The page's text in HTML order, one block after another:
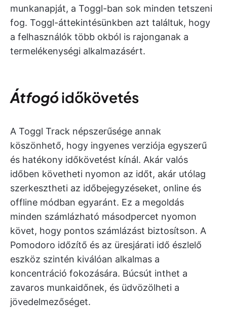
munkanapját, a Toggl-ban sok minden tetszeni
fog. Toggl-áttekintésünkben azt találtuk, hogy
a felhasználók több okból is rajonganak a
termelékenységi alkalmazásért.
Átfogóidőkövetés
A Toggl Track népszerűsége annak
köszönhető, hogy ingyenes verziója egyszerű
és hatékony időkövetést kínál. Akár valós
időben követheti nyomon az időt, akár utólag
szerkesztheti az időbejegyzéseket, online és
offline módban egyaránt. Ez a megoldás
minden számlázható másodpercet nyomon
követ, hogy pontos számlázást biztosítson. A
Pomodoro időzítő és az üresjárati idő észlelő
eszköz szintén kiválóan alkalmas a
koncentráció fokozására. Búcsút inthet a
zavaros munkaidőnek, és üdvözölheti a
jövedelmezőséget.